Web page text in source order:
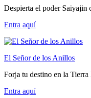
Despierta el poder Saiyajin
Entra aquí
El Señor de los Anillos
Forja tu destino en la
Entra aquí